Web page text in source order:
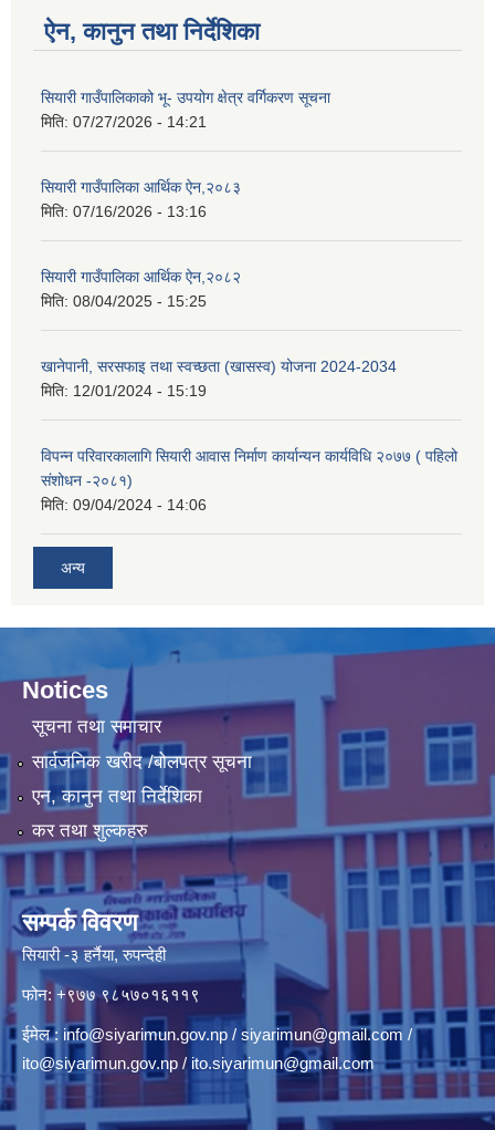
ऐन, कानुन तथा निर्देशिका
सियारी गाउँपालिकाको भू- उपयोग क्षेत्र वर्गिकरण सूचना
मिति: 07/27/2026 - 14:21
सियारी गाउँपालिका आर्थिक ऐन,२०८३
मिति: 07/16/2026 - 13:16
सियारी गाउँपालिका आर्थिक ऐन,२०८२
मिति: 08/04/2025 - 15:25
खानेपानी, सरसफाइ तथा स्वच्छता (खासस्व) योजना 2024-2034
मिति: 12/01/2024 - 15:19
विपन्न परिवारकालागि सियारी आवास निर्माण कार्यान्यन कार्यविधि २०७७ ( पहिलो
संशोधन -२०८१)
मिति: 09/04/2024 - 14:06
अन्य
Notices
सूचना तथा समाचार
सार्वजनिक खरीद /बोलपत्र सूचना
एन, कानुन तथा निर्देशिका
कर तथा शुल्कहरु
सम्पर्क विवरण
सियारी -३ हर्नैया, रुपन्देही
फोन: +९७७ ९८५७०१६११९
ईमेल : info@siyarimun.gov.np / siyarimun@gmail.com /
ito@siyarimun.gov.np / ito.siyarimun@gmail.com